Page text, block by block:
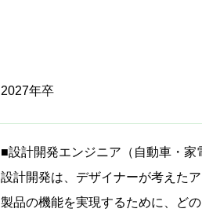
2027年卒
■設計開発エンジニア（自動車・家
設計開発は、デザイナーが考えた
製品の機能を実現するために、ど